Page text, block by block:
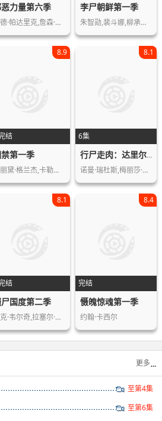
力量第六季
贾德·帕达里克,詹森·阿克斯,米沙·克…
李尸朝鲜第一季
朱智勋,裴斗娜,柳承龙,金相镐,周锡泰,…
结
8.9
第一季
荷丽黛·格兰杰,卡勒姆·特纳,劳拉·哈…
6集
8.1
行尸走肉：达里尔·迪克森第三季
诺曼·瑞杜斯,梅丽莎·麦克布莱德,雨果…
结
8.1
国度第二季
迈克·韦尔奇,拉塞尔·霍奇金森,DJ·考…
完结
8.4
慑魄惊魂第一季
约翰·卡西尔
更多
至第4集
至第6集